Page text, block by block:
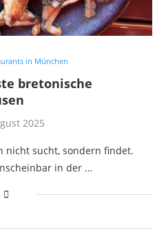
in München
bretonische
2025
nicht sucht, sondern findet.
in der …